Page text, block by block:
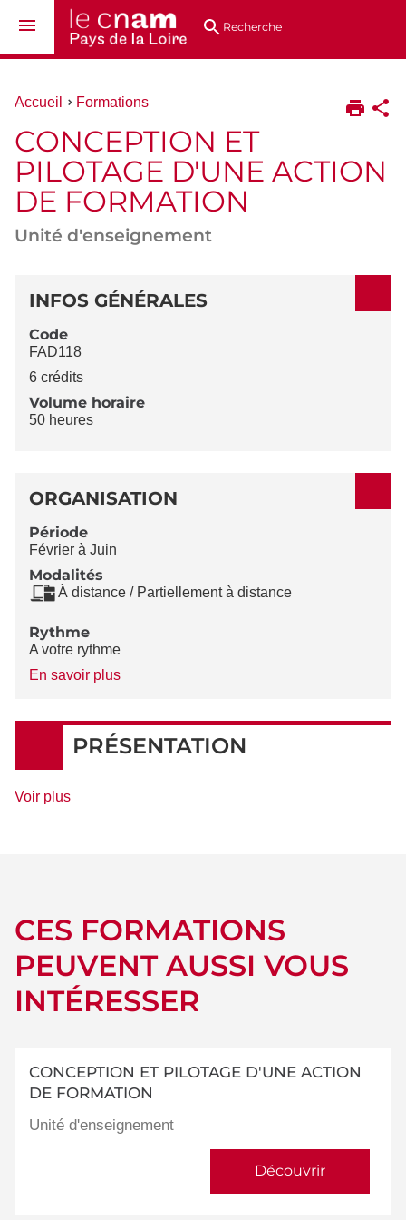
au
directsRecherche
Vous
ici :
Accueil Formations
CONCEPTION ET
PILOTAGE D'UNE ACTION
DE FORMATION
Unité d'enseignement
DÉTAILS
INFOS GÉNÉRALES
Code
FAD118
6 crédits
Volume horaire
50 heures
ORGANISATION
Période
Février à Juin
Modalités
À distance / Partiellement à distance
Rythme
A votre rythme
En savoir plusà
Rythme
PRÉSENTATION
Voir plusde
CES FORMATIONS
PEUVENT AUSSI VOUS
INTÉRESSER
CONCEPTION ET PILOTAGE D'UNE ACTION
DE FORMATION
Unité d'enseignement
Découvrir